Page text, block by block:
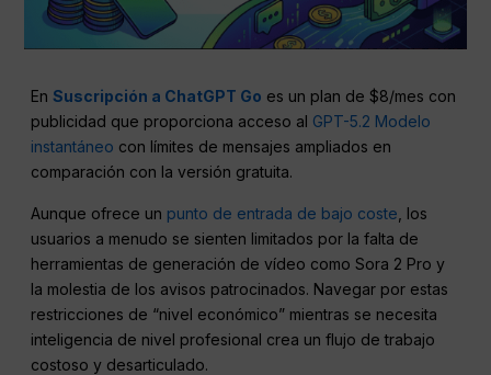
EnSuscripción a ChatGPT Go es un plan de $8/mes con
publicidad que proporciona acceso al GPT-5.2 Modelo
instantáneo con límites de mensajes ampliados en
comparación con la versión gratuita.
Aunque ofrece un punto de entrada de bajo coste , los
usuarios a menudo se sienten limitados por la falta de
herramientas de generación de vídeo como Sora 2 Pro y
la molestia de los avisos patrocinados. Navegar por estas
restricciones de “nivel económico” mientras se necesita
inteligencia de nivel profesional crea un flujo de trabajo
costoso y desarticulado.